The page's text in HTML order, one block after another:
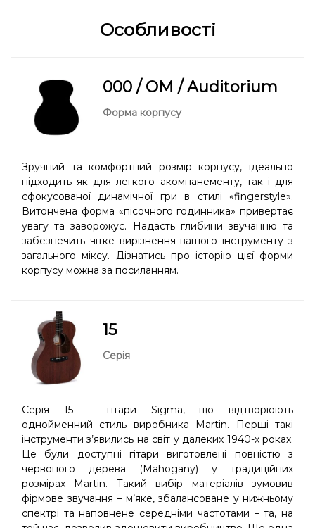
Особливості
000 / OM / Auditorium
Форма корпусу
Зручний та комфортний розмір корпусу, ідеально
підходить як для легкого акомпанементу, так і для
сфокусованої динамічної гри в стилі «fingerstyle».
Витончена форма «пісочного годинника» привертає
увагу та заворожує. Надасть глибини звучанню та
забезпечить чітке вирізнення вашого інструменту з
загального міксу. Дізнатись про історію цієї форми
корпусу можна за посиланням.
15
Серія
Серія 15 – гітари Sigma, що відтворюють
однойменний стиль виробника Martin. Перші такі
інструменти з’явились на світ у далеких 1940-х роках.
Це були доступні гітари виготовлені повністю з
червоного дерева (Mahogany) у традиційних
розмірах Martin. Такий вибір матеріалів зумовив
фірмове звучання – м’яке, збалансоване у нижньому
спектрі та наповнене середніми частотами – та, на